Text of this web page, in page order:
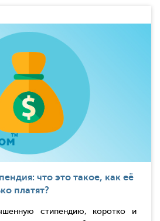
что это такое, как её
платят?
стипендию, коротко и